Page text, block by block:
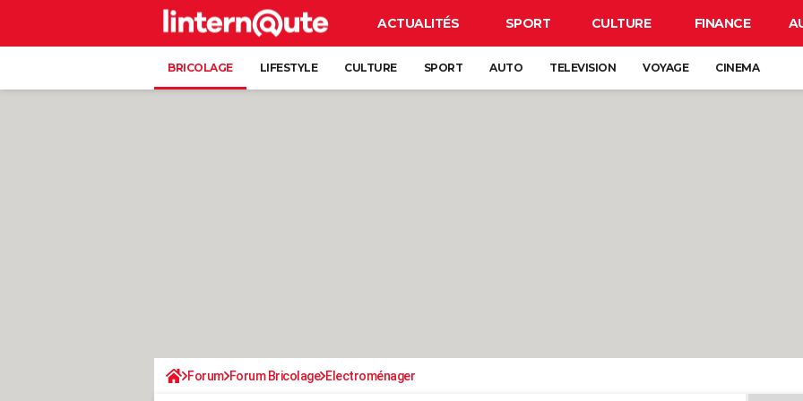
ACTUALITÉS SPORT CULTURE FINANCE
BRICOLAGE LIFESTYLE CULTURE SPORT AUTO TELEVISION VOYAGE CINEMA
Forum Forum Bricolage Electroménager